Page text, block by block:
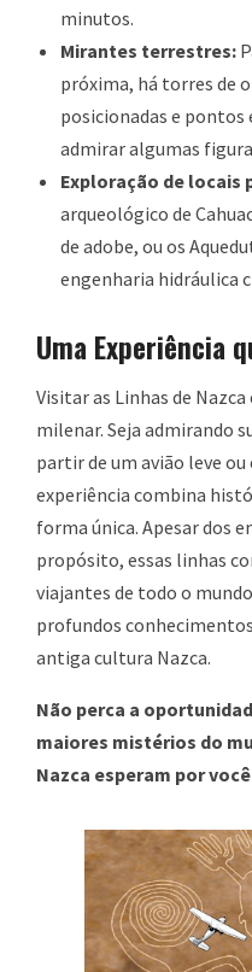
minutos.
Mirantes terrestres:
próxima, há torres de
posicionadas e pontos
admirar algumas
Exploração de locais
arqueológico de
de adobe, ou os
engenharia hidráulica
Uma Experiência
Visitar as Linhas de
milenar. Seja admirando
partir de um avião leve
experiência combina
forma única. Apesar dos
propósito, essas linhas
viajantes de todo o
profundos
antiga cultura Nazca.
Não perca a
maiores mistérios do
Nazca esperam por